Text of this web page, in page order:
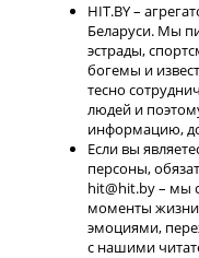
HIT.BY –
Беларуси. Мы
эстрады,
богемы и
тесно
людей и
информацию,
Если вы
персоны,
hit@hit.by – мы
моменты жизни
эмоциями,
с нашими